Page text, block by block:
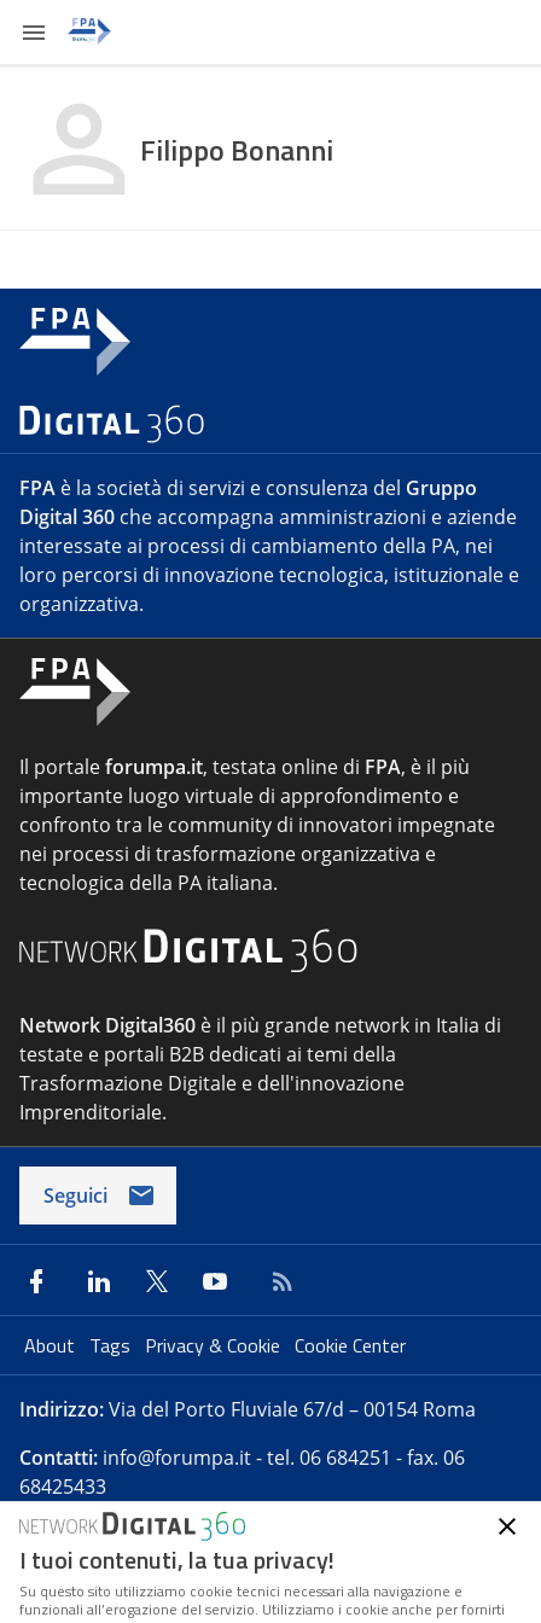
Filippo Bonanni
FPA è la società di servizi e consulenza del Gruppo
Digital 360 che accompagna amministrazioni e aziende
interessate ai processi di cambiamento della PA, nei
loro percorsi di innovazione tecnologica, istituzionale e
organizzativa.
Il portaleforumpa.it, testata online di FPA, è il più
importante luogo virtuale di approfondimento e
confronto tra le community di innovatori impegnate
nei processi di trasformazione organizzativa e
tecnologica della PA italiana.
Network Digital360 è il più grande network in Italia di
testate e portali B2B dedicati ai temi della
Trasformazione Digitale e dell'innovazione
Imprenditoriale.
Seguici
About Tags Privacy & Cookie Cookie Center
Indirizzo:Via del Porto Fluviale 67/d – 00154 Roma
Contatti: info@forumpa.it- tel. 06 684251 - fax. 06
68425433
Forumpa.itè una pubblicazione telematica iscritta
presso Registro della stampa del Tribunale di Roma -
Reg. n. 182 del 2 maggio 2008 - Direttore resp. Michela
I tuoi contenuti, la tua privacy!
Su questo sito utilizziamo cookie tecnici necessari alla navigazione e
funzionali all’erogazione del servizio. Utilizziamo i cookie anche per fornirti